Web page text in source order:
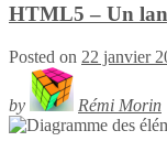
HTML5 – Un
Posted on 22 janvier
by Rémi Morin